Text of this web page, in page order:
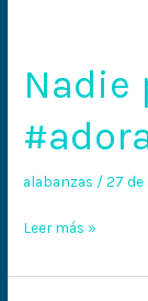
Nadie
alabanzas /27
Nadie
puede
detenerle
#adoración
Leer más »